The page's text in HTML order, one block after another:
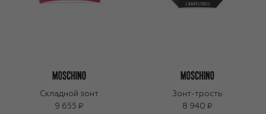
Складной зонт
9 655 ₽
Зонт-трость
8 940 ₽